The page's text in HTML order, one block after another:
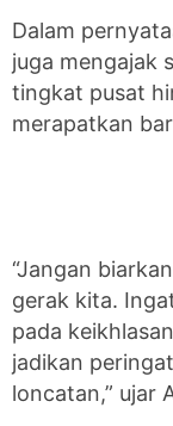
Dalam
juga mengajak
tingkat pusat
merapatkan
“Jangan
gerak kita.
pada
jadikan
loncatan,” ujar